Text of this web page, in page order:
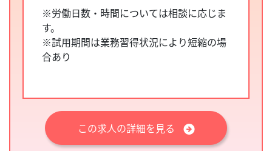
※労働日数・時間については相談に応じま
す。
※試用期間は業務習得状況により短縮の場
合あり
この求人の詳細を見る